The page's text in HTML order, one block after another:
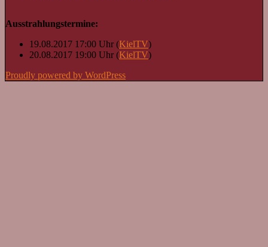
Ausstrahlungstermine:
19.08.2017 17:00 Uhr (KielTV)
20.08.2017 19:00 Uhr (KielTV)
Proudly powered by WordPress